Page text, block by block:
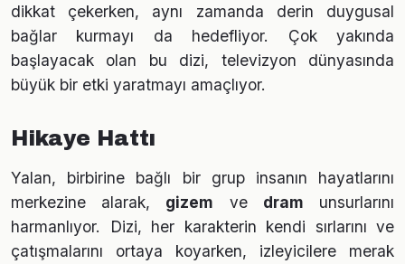
dikkat çekerken, aynı zamanda derin duygusal
bağlar kurmayı da hedefliyor. Çok yakında
başlayacak olan bu dizi, televizyon dünyasında
büyük bir etki yaratmayı amaçlıyor.
Hikaye Hattı
Yalan, birbirine bağlı bir grup insanın hayatlarını
merkezine alarak, gizem ve dram unsurlarını
harmanlıyor. Dizi, her karakterin kendi sırlarını ve
çatışmalarını ortaya koyarken, izleyicilere merak